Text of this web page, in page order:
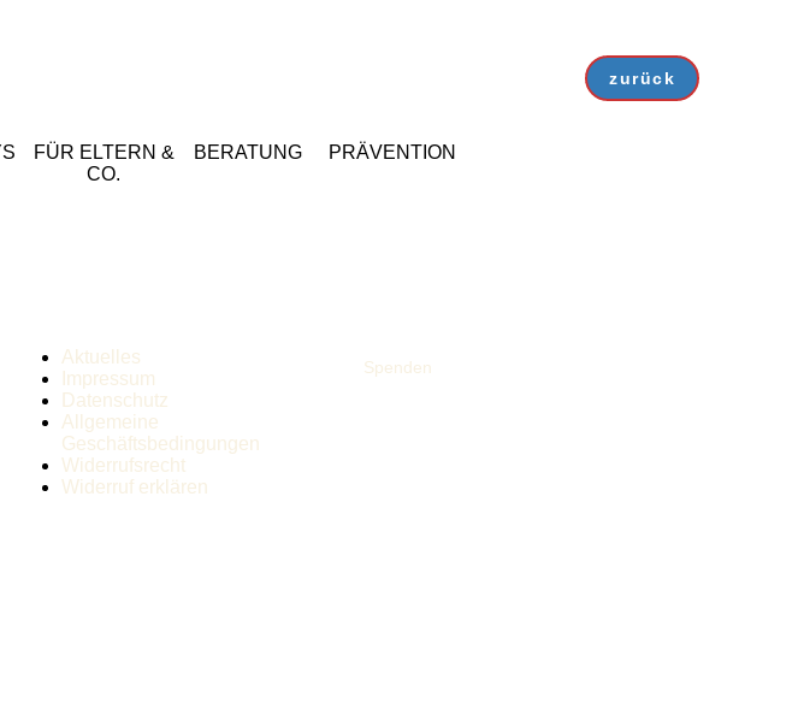
zurück
FÜR ELTERN &
CO.
BERATUNG PRÄVENTION
Aktuelles
Impressum
Datenschutz
Allgemeine
Geschäftsbedingungen
Widerrufsrecht
Widerruf erklären
Spenden